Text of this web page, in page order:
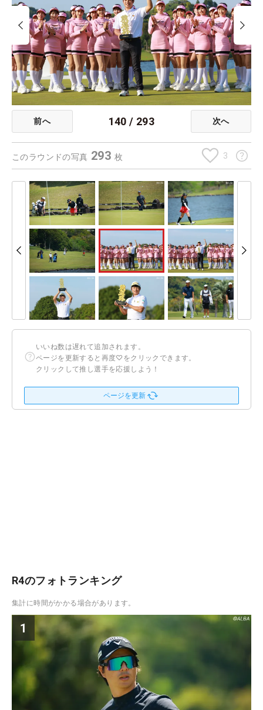
前へ 140 / 293 次へ
このラウンドの写真 293 枚 3
いいね数は遅れて追加されます。
ページを更新すると再度♡をクリックできます。
クリックして推し選手を応援しよう！
ページを更新
R4のフォトランキング
集計に時間がかかる場合があります。
1